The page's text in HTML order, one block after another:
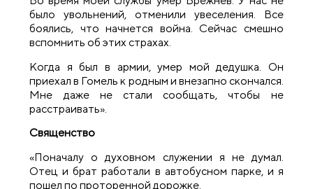
было увольнений, отменили увеселения. Все
боялись, что начнется война. Сейчас смешно
вспомнить об этих страхах.
Когда я был в армии, умер мой дедушка. Он
приехал в Гомель к родным и внезапно скончался.
Мне даже не стали сообщать, чтобы не
расстраивать».
Священство
«Поначалу о духовном служении я не думал.
Отец и брат работали в автобусном парке, и я
пошел по проторенной дорожке.